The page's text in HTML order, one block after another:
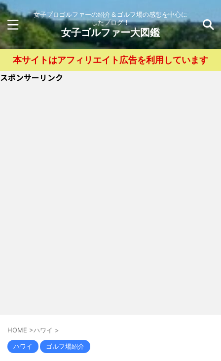
女子プロゴルファーの紹介＆ゴルフ場の感想を中心に
したブログ！
女子ゴルファー大図鑑
本サイトはアフィリエイト広告を利用しています
スポンサーリンク
HOME >ハワイ >
ハワイ ゴルフ場紹介